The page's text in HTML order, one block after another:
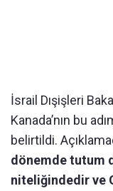
İsrail Dışişleri
Kanada’nın bu
belirtildi.
dönemde tutum
niteliğindedir ve